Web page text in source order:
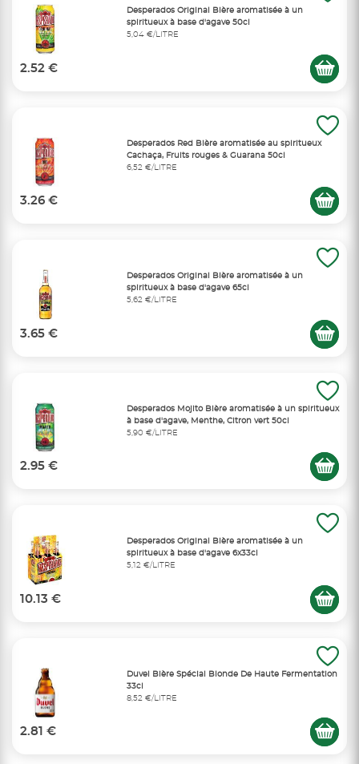
Desperados Original Bière aromatisée à un
spiritueux à base d'agave 50cl
5,04 €/LITRE
2.52 €
Desperados Red Bière aromatisée au spiritueux
Cachaça, Fruits rouges & Guarana 50cl
6,52 €/LITRE
3.26 €
Desperados Original Bière aromatisée à un
spiritueux à base d'agave 65cl
5,62 €/LITRE
3.65 €
Desperados Mojito Bière aromatisée à un spiritueux
à base d'agave, Menthe, Citron vert 50cl
5,90 €/LITRE
2.95 €
Desperados Original Bière aromatisée à un
spiritueux à base d'agave 6x33cl
5,12 €/LITRE
10.13 €
Duvel Bière Spécial Blonde De Haute Fermentation
33cl
8,52 €/LITRE
2.81 €